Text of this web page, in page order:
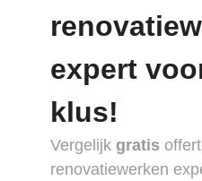
expert
klus!
Vergelijk gratis
renovatiewerken